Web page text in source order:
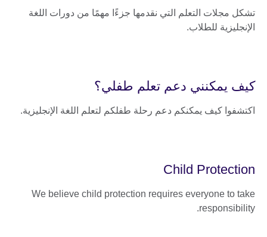
تشكل مجلات التعلم التي نقدمها جزءًا مهمًا من دورات اللغة
الإنجليزية للطلاب.
كيف يمكنني دعم تعلم طفلي؟
اكتشفوا كيف يمكنكم دعم رحلة طفلكم لتعلم اللغة الإنجليزية.
Child Protection
We believe child protection requires everyone to take
responsibility.